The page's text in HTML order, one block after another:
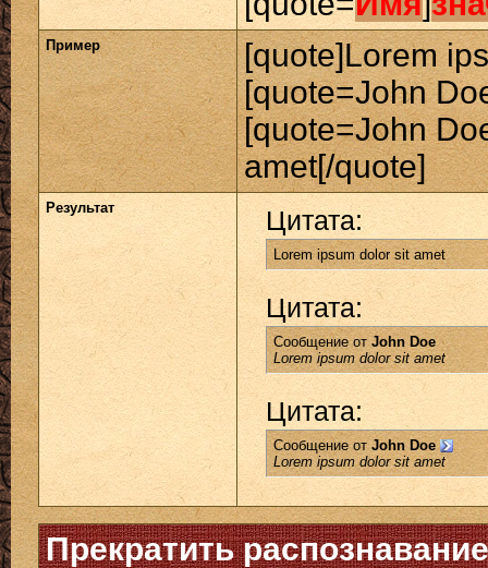
Пример
[quote]Lorem
[quote=John
[quote=John
amet[/quote]
Результат Цитата:
Lorem ipsum dolor sit amet
Цитата:
Сообщение отJohn Doe
Lorem ipsum dolor sit amet
Цитата:
Сообщение отJohn Doe
Lorem ipsum dolor sit amet
Прекратить